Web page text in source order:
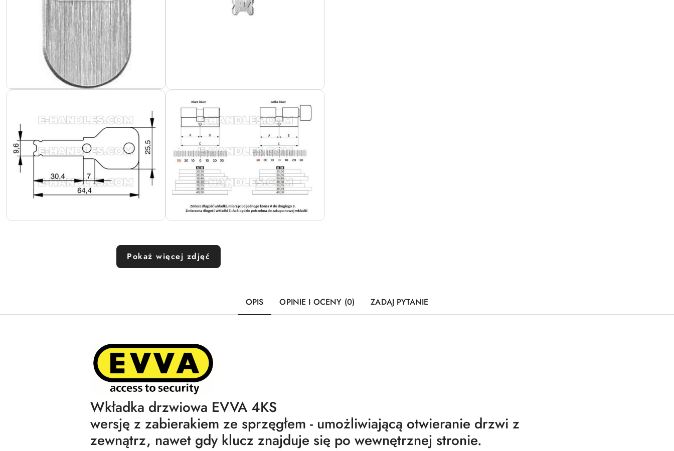
Pokaż więcej zdjęć
OPIS OPINIE I OCENY (0) ZADAJ PYTANIE
Wkładka drzwiowa EVVA 4KS
wersję z zabierakiem ze sprzęgłem - umożliwiającą otwieranie drzwi z
zewnątrz, nawet gdy klucz znajduje się po wewnętrznej stronie.